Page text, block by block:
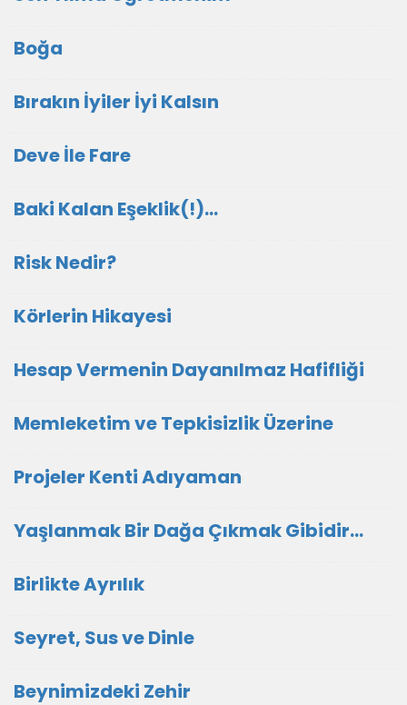
Boğa
Bırakın İyiler İyi Kalsın
Deve İle Fare
Baki Kalan Eşeklik(!)…
Risk Nedir?
Körlerin Hikayesi
Hesap Vermenin Dayanılmaz Hafifliği
Memleketim ve Tepkisizlik Üzerine
Projeler Kenti Adıyaman
Yaşlanmak Bir Dağa Çıkmak Gibidir…
Birlikte Ayrılık
Seyret, Sus ve Dinle
Beynimizdeki Zehir